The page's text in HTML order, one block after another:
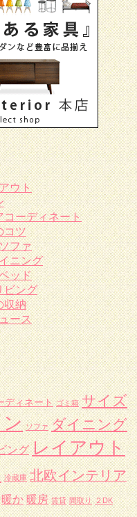
ウト
コーディネート
コツ
ファ
ニング
ッド
ビング
収納
ース
ディネート ゴミ箱 サイズ
ソファ ダイニング
ング レイアウト
冷蔵庫 北欧インテリア
暖か 暖房 賃貸 間取り ２DK